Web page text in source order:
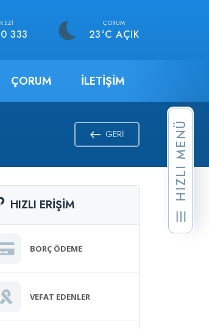
333
ÇORUM
23°C AÇIK
ÇORUM İLETIŞIM
GERI
HIZLI ERIŞIM
BORÇ ÖDEME
VEFAT EDENLER
HIZLI MENÜ